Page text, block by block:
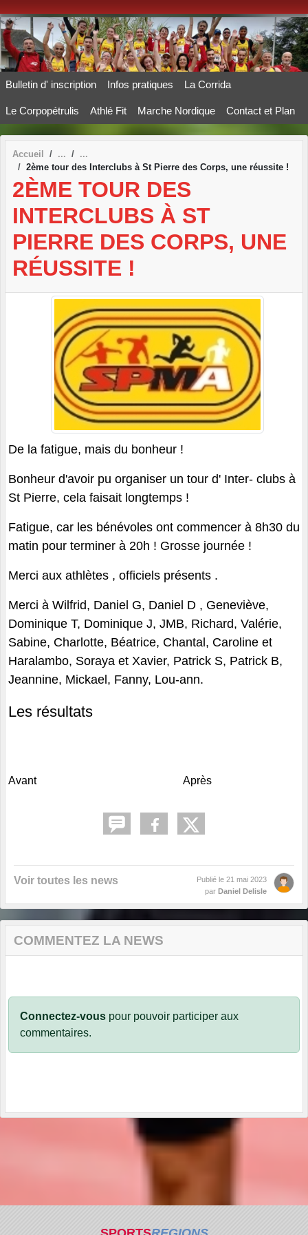
Bulletin d' inscription Infos pratiques La Corrida
Le Corpopétrulis Athlé Fit Marche Nordique Contact et Plan
Accueil
2ème tour des Interclubs à St Pierre des Corps, une réussite !
2ÈME TOUR DES
INTERCLUBS À ST
PIERRE DES CORPS, UNE
RÉUSSITE !
De la fatigue, mais du bonheur !
Bonheur d'avoir pu organiser un tour d' Inter- clubs à
St Pierre, cela faisait longtemps !
Fatigue, car les bénévoles ont commencer à 8h30 du
matin pour terminer à 20h ! Grosse journée !
Merci aux athlètes , officiels présents .
Merci à Wilfrid, Daniel G, Daniel D , Geneviève,
Dominique T, Dominique J, JMB, Richard, Valérie,
Sabine, Charlotte, Béatrice, Chantal, Caroline et
Haralambo, Soraya et Xavier, Patrick S, Patrick B,
Jeannine, Mickael, Fanny, Lou-ann.
Les résultats
Avant Après
Voir toutes les news Publié le 21 mai 2023
par Daniel Delisle
COMMENTEZ LA NEWS
Connectez-vous pour pouvoir participer aux
commentaires.